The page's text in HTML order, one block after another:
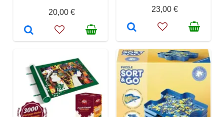
20,00 €
23,00 €